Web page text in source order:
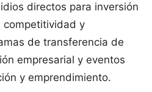
directos para inversión
y
de transferencia de
empresarial y eventos
y emprendimiento.